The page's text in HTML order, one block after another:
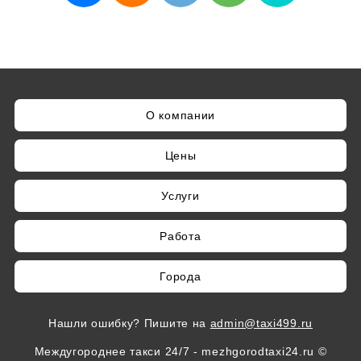
О компании
Цены
Услуги
Работа
Города
Нашли ошибку? Пишите на admin@taxi499.ru
Междугороднее такси 24/7 - mezhgorodtaxi24.ru ©